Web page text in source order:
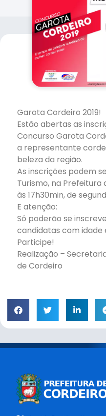
Garota Cordeiro 2019!
Estão abertas as
Concurso Garota
a representante
beleza da região.
As inscrições podem
Turismo, na Prefeitura
às 17h30min, de
E atenção:
Só poderão se
candidatas com idade
Participe!
Realização –
de Cordeiro